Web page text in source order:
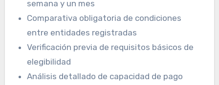
semana y un mes
Comparativa obligatoria de condiciones
entre entidades registradas
Verificación previa de requisitos básicos de
elegibilidad
Análisis detallado de capacidad de pago